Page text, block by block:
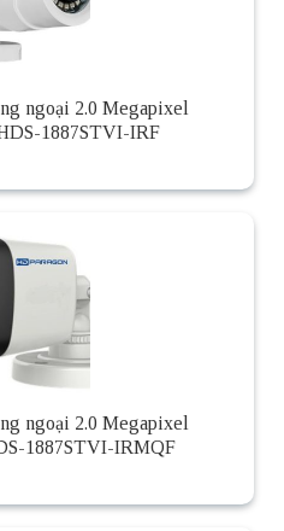
ngoại 2.0 Megapixel
1887STVI-IRF
ngoại 2.0 Megapixel
1887STVI-IRMQF